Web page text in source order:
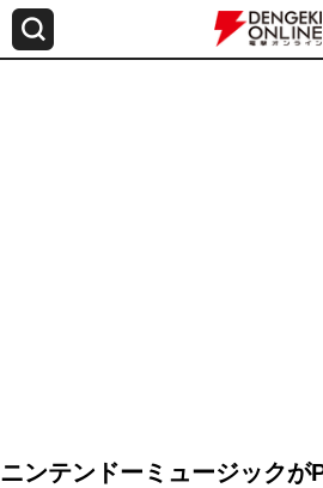
ニンテンドーミュージックが